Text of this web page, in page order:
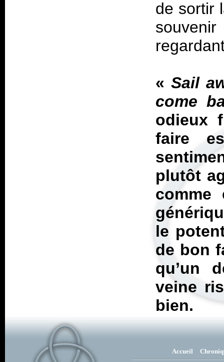
de sortir
« Sail
come
odieux
faire
plutôt
comme
le
de bon
qu’un
veine
bien.
Accueil